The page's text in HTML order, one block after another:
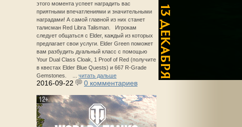
этого момента успеет наградить вас
приятными впечатлениями и значительными
наградами! А самой главной из них станет
талисман Red Libra Talisman. Игрокам
следует общаться с Elder, каждый из которых
предлагает свои услуги. Elder Green поможет
вам разбудить дуальный класс с помощью
Your Dual Class Cloak, 1 Proof of Red (получите
в квестах Elder Blue Quests) и 667 R-Grade
Gemstones. ... читать дальше
2016-09-22 0 комментариев